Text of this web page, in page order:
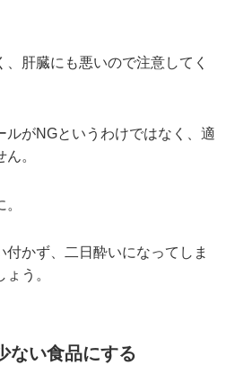
肝臓にも悪いので注意してく
ルがNGというわけではなく、適
。
付かず、二日酔いになってしま
う。
ない食品にする